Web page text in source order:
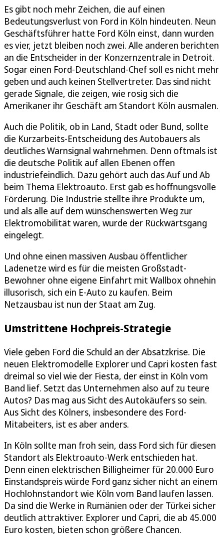
Es gibt noch mehr Zeichen, die auf einen
Bedeutungsverlust von Ford in Köln hindeuten. Neun
Geschäftsführer hatte Ford Köln einst, dann wurden
es vier, jetzt bleiben noch zwei. Alle anderen berichten
an die Entscheider in der Konzernzentrale in Detroit.
Sogar einen Ford-Deutschland-Chef soll es nicht mehr
geben und auch keinen Stellvertreter. Das sind nicht
gerade Signale, die zeigen, wie rosig sich die
Amerikaner ihr Geschäft am Standort Köln ausmalen.
Auch die Politik, ob in Land, Stadt oder Bund, sollte
die Kurzarbeits-Entscheidung des Autobauers als
deutliches Warnsignal wahrnehmen. Denn oftmals ist
die deutsche Politik auf allen Ebenen offen
industriefeindlich. Dazu gehört auch das Auf und Ab
beim Thema Elektroauto. Erst gab es hoffnungsvolle
Förderung. Die Industrie stellte ihre Produkte um,
und als alle auf dem wünschenswerten Weg zur
Elektromobilität waren, wurde der Rückwärtsgang
eingelegt.
Und ohne einen massiven Ausbau öffentlicher
Ladenetze wird es für die meisten Großstadt-
Bewohner ohne eigene Einfahrt mit Wallbox ohnehin
illusorisch, sich ein E-Auto zu kaufen. Beim
Netzausbau ist nun der Staat am Zug.
Umstrittene Hochpreis-Strategie
Viele geben Ford die Schuld an der Absatzkrise. Die
neuen Elektromodelle Explorer und Capri kosten fast
dreimal so viel wie der Fiesta, der einst in Köln vom
Band lief. Setzt das Unternehmen also auf zu teure
Autos? Das mag aus Sicht des Autokäufers so sein.
Aus Sicht des Kölners, insbesondere des Ford-
Mitabeiters, ist es aber anders.
In Köln sollte man froh sein, dass Ford sich für diesen
Standort als Elektroauto-Werk entschieden hat.
Denn einen elektrischen Billigheimer für 20.000 Euro
Einstandspreis würde Ford ganz sicher nicht an einem
Hochlohnstandort wie Köln vom Band laufen lassen.
Da sind die Werke in Rumänien oder der Türkei sicher
deutlich attraktiver. Explorer und Capri, die ab 45.000
Euro kosten, bieten schon größere Chancen.